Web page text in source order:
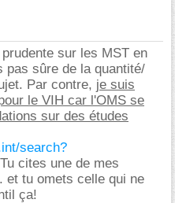
sur les MST en
pas sûre de la quantité/
Par contre, je suis
le VIH car l'OMS se
sur des études
search?
cites une de mes
et tu omets celle qui ne
ça!